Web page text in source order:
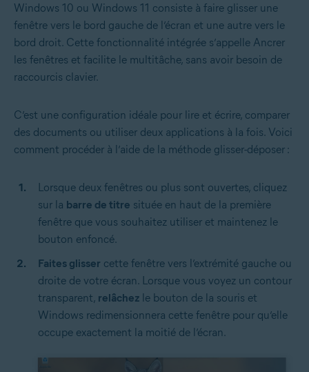
Windows 10 ou Windows 11 consiste à faire glisser une
fenêtre vers le bord gauche de l’écran et une autre vers le
bord droit. Cette fonctionnalité intégrée s’appelle Ancrer
les fenêtres et facilite le multitâche, sans avoir besoin de
raccourcis clavier.
C’est une configuration idéale pour lire et écrire, comparer
des documents ou utiliser deux applications à la fois. Voici
comment procéder à l’aide de la méthode glisser-déposer :
Lorsque deux fenêtres ou plus sont ouvertes, cliquez
sur la barre de titre située en haut de la première
fenêtre que vous souhaitez utiliser et maintenez le
bouton enfoncé.
Faites glisser cette fenêtre vers l’extrémité gauche ou
droite de votre écran. Lorsque vous voyez un contour
transparent, relâchez le bouton de la souris et
Windows redimensionnera cette fenêtre pour qu’elle
occupe exactement la moitié de l’écran.